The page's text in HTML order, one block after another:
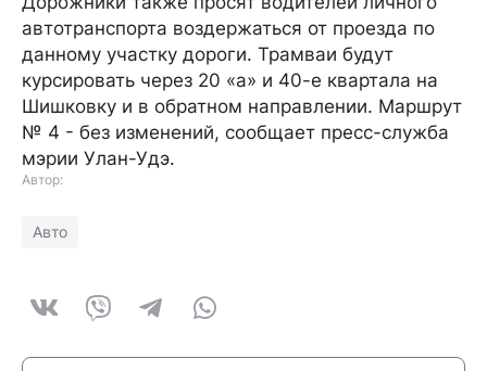
автотранспорта воздержаться от проезда по
данному участку дороги. Трамваи будут
курсировать через 20 «а» и 40-е квартала на
Шишковку и в обратном направлении. Маршрут
№ 4 - без изменений, сообщает пресс-служба
мэрии Улан-Удэ.
Автор:
Авто